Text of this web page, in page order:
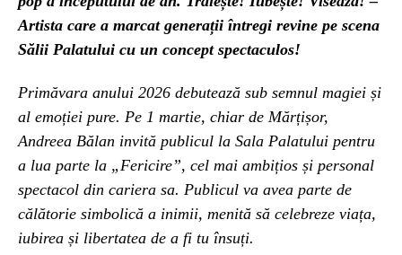
Artista care a marcat generații întregi revine pe scena
Sălii Palatului cu un concept spectaculos!
Primăvara anului 2026 debutează sub semnul magiei și
al emoției pure. Pe 1 martie, chiar de Mărțișor,
Andreea Bălan invită publicul la Sala Palatului pentru
a lua parte la „Fericire”, cel mai ambițios și personal
spectacol din cariera sa. Publicul va avea parte de
călătorie simbolică a inimii, menită să celebreze viața,
iubirea și libertatea de a fi tu însuți.